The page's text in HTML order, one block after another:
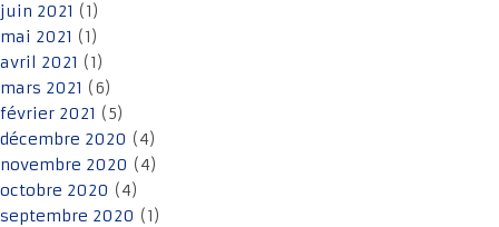
juin 2021 (1)
mai 2021 (1)
avril 2021 (1)
mars 2021 (6)
février 2021 (5)
décembre 2020 (4)
novembre 2020 (4)
octobre 2020 (4)
septembre 2020 (1)